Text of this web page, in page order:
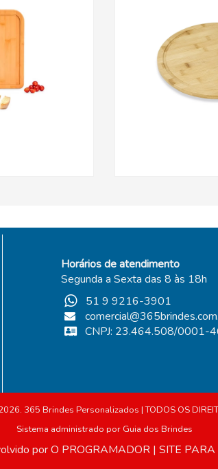
Horários de atendimento
Segunda a Sexta das 8 às 18h
51 9 9216-3901
CNPJ: 23.464.508/0001-
365 Brindes Personalizados | TODOS OS
Sistema administrado por Guia dos Brindes
porO PROGRAMADOR | SITE